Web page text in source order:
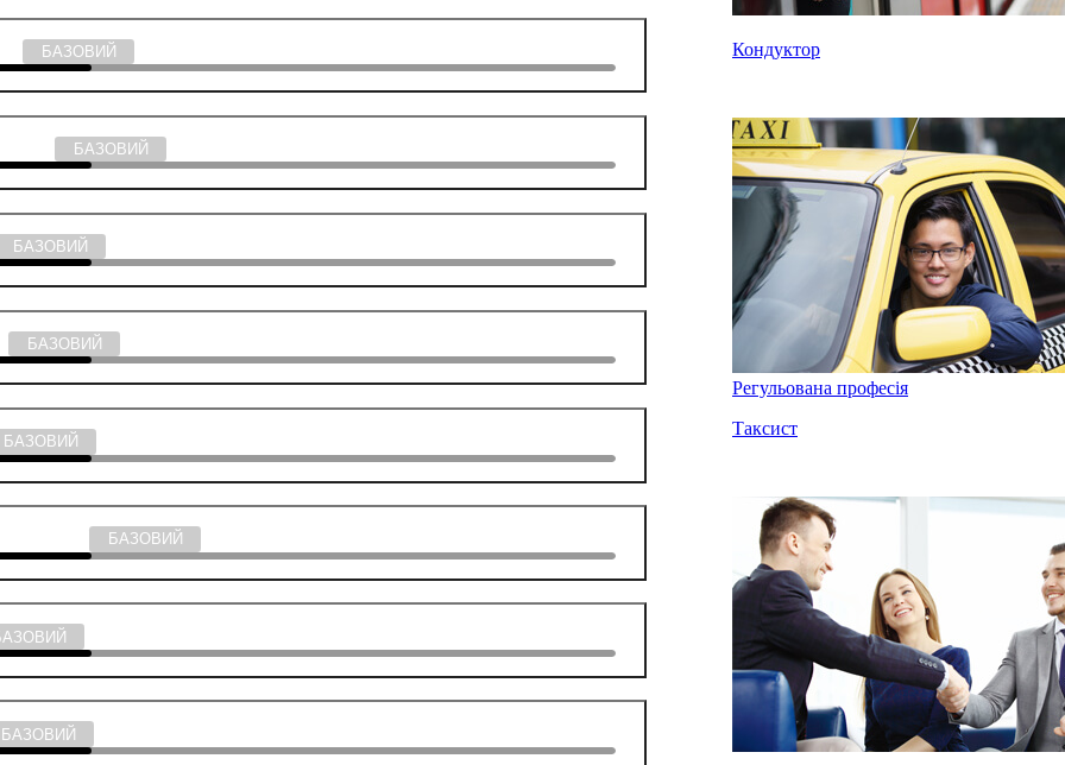
БАЗОВИЙ
БАЗОВИЙ
БАЗОВИЙ
БАЗОВИЙ
БАЗОВИЙ
БАЗОВИЙ
БАЗОВИЙ
БАЗОВИЙ
Кондуктор
Регульована професія
Таксист